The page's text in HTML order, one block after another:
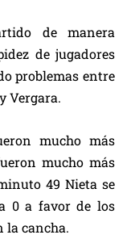
de manera
de jugadores
problemas entre
Vergara.
mucho más
mucho más
49 Nieta se
0 a favor de los
la cancha.